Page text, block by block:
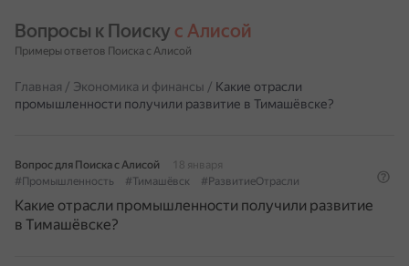
Вопросы к Поиску с Алисой
Примеры ответов Поиска с Алисой
Главная / Экономика и финансы / Какие отрасли
промышленности получили развитие в Тимашёвске?
Вопрос для Поиска с Алисой
18 января
#Промышленность
#Тимашёвск #РазвитиеОтрасли
Какие отрасли промышленности получили развитие
в Тимашёвске?